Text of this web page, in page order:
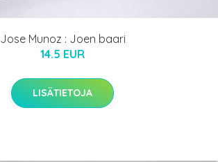
Jose Munoz : Joen baari
14.5 EUR
LISÄTIETOJA